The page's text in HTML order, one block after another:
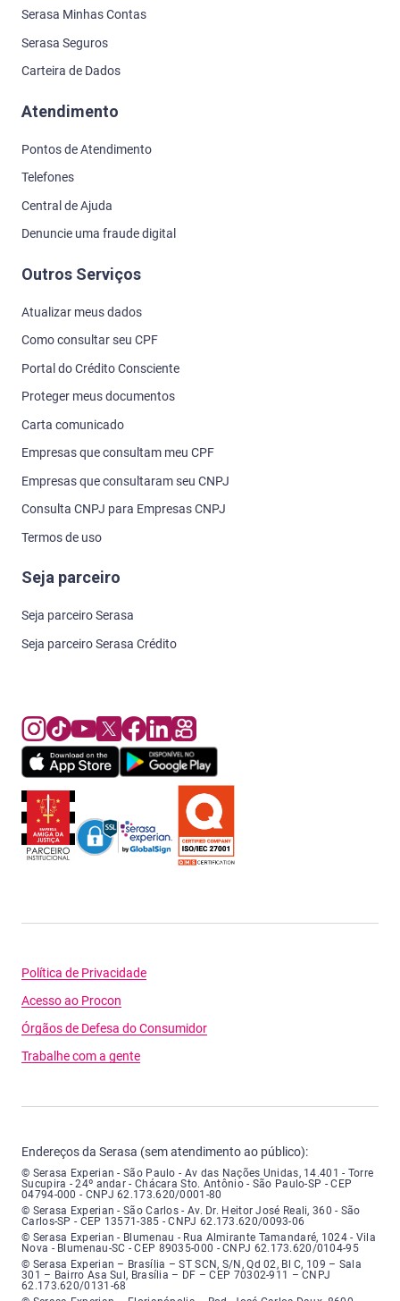
Serasa Minhas Contas
Serasa Seguros
Carteira de Dados
Atendimento
Pontos de Atendimento
Telefones
Central de Ajuda
Denuncie uma fraude digital
Outros Serviços
Atualizar meus dados
Como consultar seu CPF
Portal do Crédito Consciente
Proteger meus documentos
Carta comunicado
Empresas que consultam meu CPF
Empresas que consultaram seu CNPJ
Consulta CNPJ para Empresas CNPJ
Termos de uso
Seja parceiro
Seja parceiro Serasa
Seja parceiro Serasa Crédito
Política de Privacidade
Acesso ao Procon
Órgãos de Defesa do Consumidor
Trabalhe com a gente
Endereços da Serasa (sem atendimento ao público):
Serasa Experian - São Paulo - Endereço: Avenida das Nações Unidas,
© Serasa Experian - São Paulo - Av das Nações Unidas, 14.401 - Torre
Sucupira - 24º andar - Chácara Sto. Antônio - São Paulo-SP - CEP
04794-000 - CNPJ 62.173.620/0001-80
Serasa Experian - São Carlos - Endereço: Avenida Doutor Heitor José
© Serasa Experian - São Carlos - Av. Dr. Heitor José Reali, 360 - São
Carlos-SP - CEP 13571-385 - CNPJ 62.173.620/0093-06
Serasa Experian - Blumenau - Endereço: Rua Almirante Tamandaré,
© Serasa Experian - Blumenau - Rua Almirante Tamandaré, 1024 - Vila
Nova - Blumenau-SC - CEP 89035-000 - CNPJ 62.173.620/0104-95
Serasa Experian - Brasília, Endereço: Setor Comercial Norte, sem
© Serasa Experian – Brasília – ST SCN, S/N, Qd 02, Bl C, 109 – Sala
301 – Bairro Asa Sul, Brasília – DF – CEP 70302-911 – CNPJ
62.173.620/0131-68